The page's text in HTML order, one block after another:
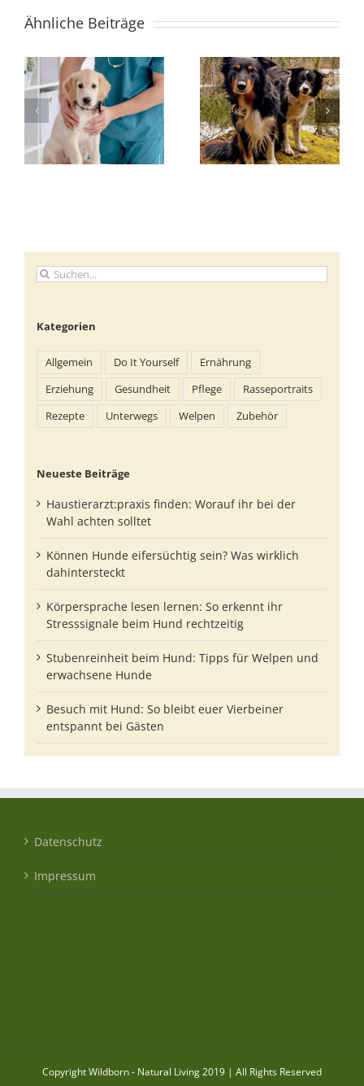
Ähnliche Beiträge
Suche
Kategorien
Allgemein Do It Yourself
Ernährung
Erziehung
Gesundheit Pflege
Rasseportraits
Rezepte
Unterwegs Welpen Zubehör
Neueste Beiträge
Haustierarzt:praxis finden: Worauf ihr bei der
Wahl achten solltet
Können Hunde eifersüchtig sein? Was wirklich
dahintersteckt
Körpersprache lesen lernen: So erkennt ihr
Stresssignale beim Hund rechtzeitig
Stubenreinheit beim Hund: Tipps für Welpen und
erwachsene Hunde
Besuch mit Hund: So bleibt euer Vierbeiner
entspannt bei Gästen
Datenschutz
Impressum
Copyright Wildborn - Natural Living 2019 | All Rights Reserved